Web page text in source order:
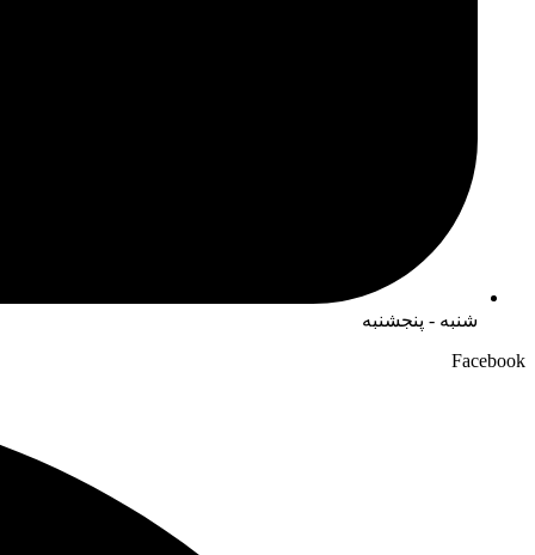
شنبه - پنجشنبه
Facebook